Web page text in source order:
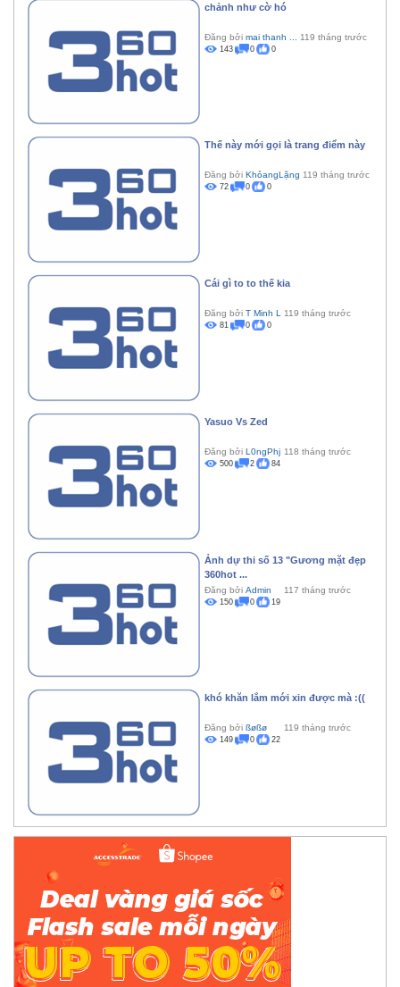
chảnh như cờ hó
Đăng bởi mai thanh ... 119 tháng trước
143 0 0
Thế này mới gọi là trang điểm này
Đăng bởi KhỏangLặng 119 tháng trước
72 0 0
Cái gì to to thế kia
Đăng bởi T Minh L 119 tháng trước
81 0 0
Yasuo Vs Zed
Đăng bởi L0ngPhj 118 tháng trước
500 2 84
Ảnh dự thi số 13 "Gương mặt đẹp
360hot ...
Đăng bởi Admin 117 tháng trước
150 0 19
khó khăn lắm mới xin được mà :((
Đăng bởi ßøßø 119 tháng trước
149 0 22